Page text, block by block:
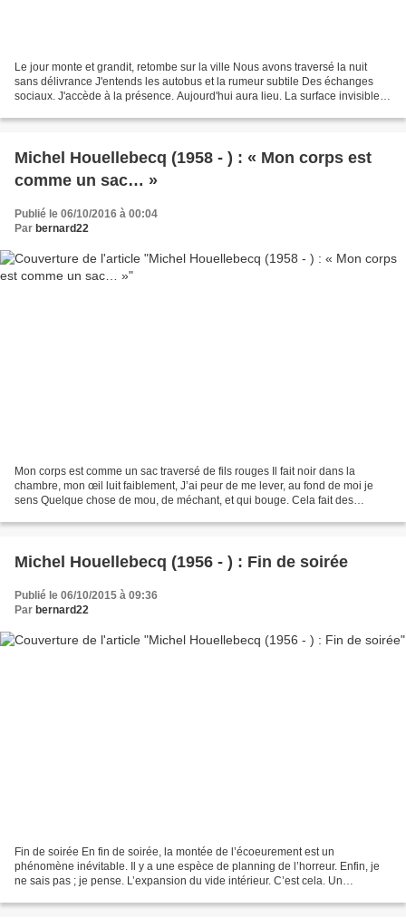
Le jour monte et grandit, retombe sur la ville Nous avons traversé la nuit
sans délivrance J'entends les autobus et la rumeur subtile Des échanges
sociaux. J'accède à la présence. Aujourd'hui aura lieu. La surface invisible
Michel Houellebecq (1958 - ) : « Mon corps est
comme un sac… »
Publié le 06/10/2016 à 00:04
Par bernard22
Mon corps est comme un sac traversé de fils rouges Il fait noir dans la
chambre, mon œil luit faiblement, J’ai peur de me lever, au fond de moi je
sens Quelque chose de mou, de méchant, et qui bouge. Cela fait des
Michel Houellebecq (1956 - ) : Fin de soirée
Publié le 06/10/2015 à 09:36
Par bernard22
Fin de soirée En fin de soirée, la montée de l’écoeurement est un
phénomène inévitable. Il y a une espèce de planning de l’horreur. Enfin, je
ne sais pas ; je pense. L’expansion du vide intérieur. C’est cela. Un